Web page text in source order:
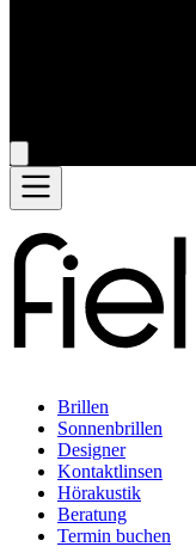
Brillen
Sonnenbrillen
Designer
Kontaktlinsen
Hörakustik
Beratung
Termin buchen